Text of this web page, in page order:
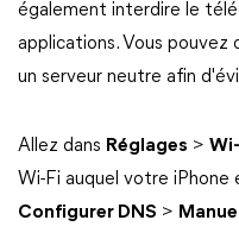
également interdire le
applications. Vous
un serveur neutre afin
Allez dans Réglages >
Wi-Fi auquel votre
Configurer DNS > Manuel